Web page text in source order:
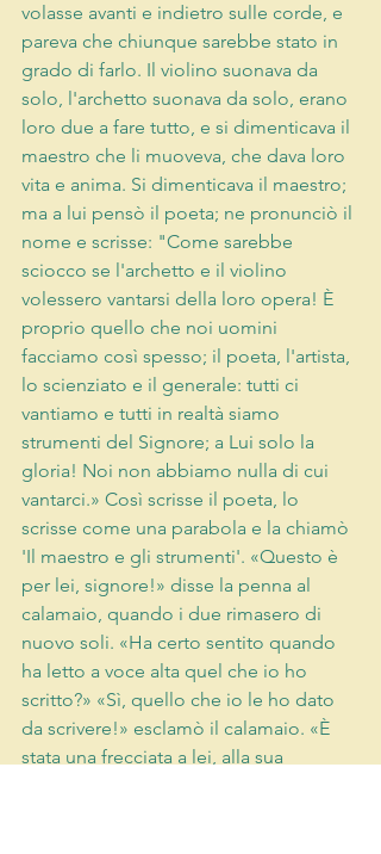
volasse avanti e indietro sulle corde, e
pareva che chiunque sarebbe stato in
grado di farlo. Il violino suonava da
solo, l'archetto suonava da solo, erano
loro due a fare tutto, e si dimenticava il
maestro che li muoveva, che dava loro
vita e anima. Si dimenticava il maestro;
ma a lui pensò il poeta; ne pronunciò il
nome e scrisse: "Come sarebbe
sciocco se l'archetto e il violino
volessero vantarsi della loro opera! È
proprio quello che noi uomini
facciamo così spesso; il poeta, l'artista,
lo scienziato e il generale: tutti ci
vantiamo e tutti in realtà siamo
strumenti del Signore; a Lui solo la
gloria! Noi non abbiamo nulla di cui
vantarci.» Così scrisse il poeta, lo
scrisse come una parabola e la chiamò
'Il maestro e gli strumenti'. «Questo è
per lei, signore!» disse la penna al
calamaio, quando i due rimasero di
nuovo soli. «Ha certo sentito quando
ha letto a voce alta quel che io ho
scritto?» «Sì, quello che io le ho dato
da scrivere!» esclamò il calamaio. «È
stata una frecciata a lei, alla sua